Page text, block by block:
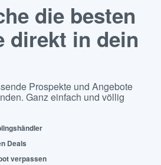
die besten
direkt in dein
Prospekte und Angebote
Ganz einfach und völlig
Deals
verpassen